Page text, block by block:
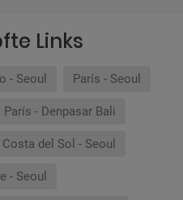
Links
- Seoul París - Seoul
París - Denpasar Bali
Costa del Sol - Seoul
- Seoul